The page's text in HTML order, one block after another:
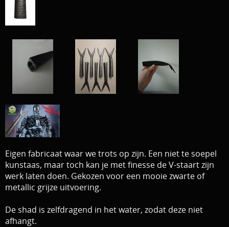
Boten en Belly / alle Benodigdheden
Tenten / Aasvisbewaring / Stoelen / Onthaakmatten /
Tassen
Kleding
PROMO materiaal
cadeau bon
2e hands 2e kans
Download area
PARTNERS
TIPS, Montages and film
Meerval.shop Pro staff
You Tube kanaal
Eigen fabricaat waar we trots op zijn. Een niet te soepel
kunstaas, maar toch kan je met finesse de V-staart zijn
werk laten doen. Gekozen voor een mooie zwarte of
metallic grijze uitvoering.
De shad is zelfdragend in het water, zodat deze niet
afhangt.